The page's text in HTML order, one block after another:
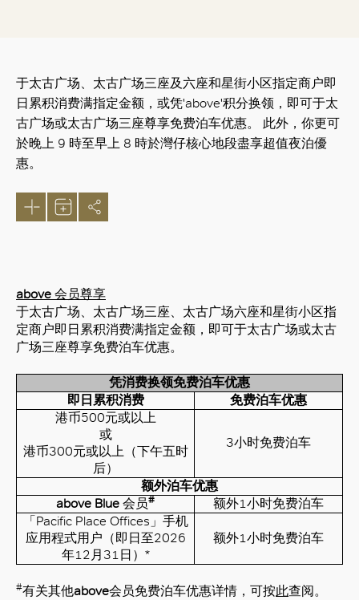
于太古广场、太古广场三座及六座和星街小区指定商户即
日累积消费满指定金额，或凭'above'积分换领，即可于太
古广场或太古广场三座尊享免费泊车优惠。 此外，你更可
於晚上 9 時至早上 8 時於灣仔核心地段盡享超值夜泊優
惠。
above 会员尊享
于太古广场、太古广场三座、太古广场六座和星街小区指
定商户即日累积消费满指定金额，即可于太古广场或太古
广场三座尊享免费泊车优惠。
凭消费换领免费泊车优惠
即日累积消费
免费泊车优惠
港币500元或以上
或
港币300元或以上（下午五时
后）
3小时免费泊车
额外泊车优惠
above Blue 会员#
额外1小时免费泊车
「Pacific Place Offices」手机
应用程式用户（即日至2026
年12月31日）*
额外1小时免费泊车
#有关其他above会员免费泊车优惠详情，可按此查阅。